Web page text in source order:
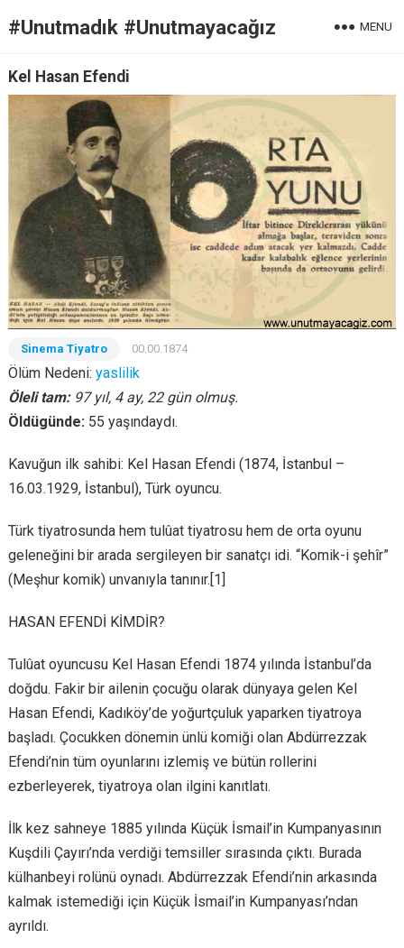
#Unutmadık #Unutmayacağız MENU
Kel Hasan Efendi
Sinema Tiyatro 00.00.1874
Ölüm Nedeni: yaslilik
Öleli tam: 97 yıl, 4 ay, 22 gün olmuş.
Öldügünde: 55 yaşındaydı.
Kavuğun ilk sahibi: Kel Hasan Efendi (1874, İstanbul –
16.03.1929, İstanbul), Türk oyuncu.
Türk tiyatrosunda hem tulûat tiyatrosu hem de orta oyunu
geleneğini bir arada sergileyen bir sanatçı idi. “Komik-i şehîr”
(Meşhur komik) unvanıyla tanınır.[1]
HASAN EFENDİ KİMDİR?
Tulûat oyuncusu Kel Hasan Efendi 1874 yılında İstanbul’da
doğdu. Fakir bir ailenin çocuğu olarak dünyaya gelen Kel
Hasan Efendi, Kadıköy’de yoğurtçuluk yaparken tiyatroya
başladı. Çocukken dönemin ünlü komiği olan Abdürrezzak
Efendi’nin tüm oyunlarını izlemiş ve bütün rollerini
ezberleyerek, tiyatroya olan ilgini kanıtlatı.
İlk kez sahneye 1885 yılında Küçük İsmail’in Kumpanyasının
Kuşdili Çayırı’nda verdiği temsiller sırasında çıktı. Burada
külhanbeyi rolünü oynadı. Abdürrezzak Efendi’nin arkasında
kalmak istemediği için Küçük İsmail’in Kumpanyası’ndan
ayrıldı.